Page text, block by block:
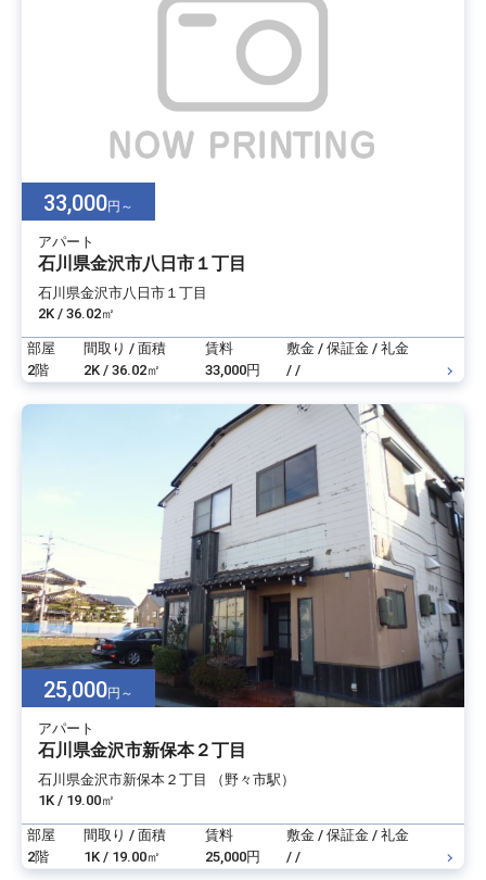
33,000円～
アパート
石川県金沢市八日市１丁目
石川県金沢市八日市１丁目
2K / 36.02㎡
部屋 間取り / 面積 賃料
敷金 / 保証金 / 礼金
2階
2K / 36.02㎡ 33,000円 / /
25,000円～
アパート
石川県金沢市新保本２丁目
石川県金沢市新保本２丁目 （野々市駅）
1K / 19.00㎡
部屋 間取り / 面積 賃料
敷金 / 保証金 / 礼金
2階
1K / 19.00㎡ 25,000円 / /